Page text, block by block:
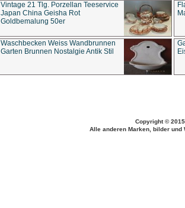
Vintage 21 Tlg. Porzellan Teeservice
Japan China Geisha Rot
Goldbemalung 50er
Waschbecken Weiss Wandbrunnen
Garten Brunnen Nostalgie Antik Stil
Copyright ©
Alle anderen Marken, bilder und